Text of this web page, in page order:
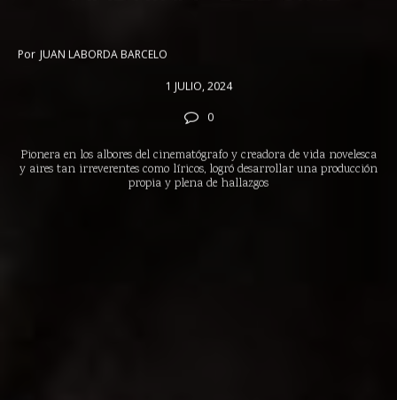
Por JUAN LABORDA BARCELO
1 JULIO, 2024
0
Pionera en los albores del cinematógrafo y creadora de vida novelesca
y aires tan irreverentes como líricos, logró desarrollar una producción
propia y plena de hallazgos